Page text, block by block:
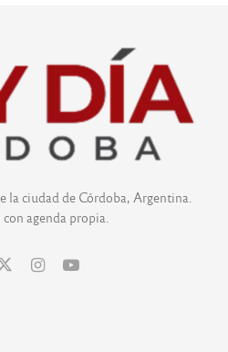
la ciudad de Córdoba, Argentina.
agenda propia.